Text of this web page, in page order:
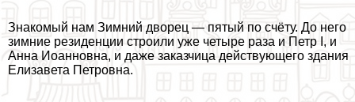
Знакомый нам Зимний дворец — пятый по счёту. До него
зимние резиденции строили уже четыре раза и Петр I, и
Анна Иоанновна, и даже заказчица действующего здания
Елизавета Петровна.